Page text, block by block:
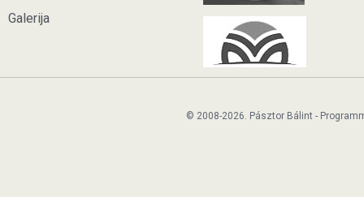
Galerija
© 2008-2026. Pásztor Bálint -